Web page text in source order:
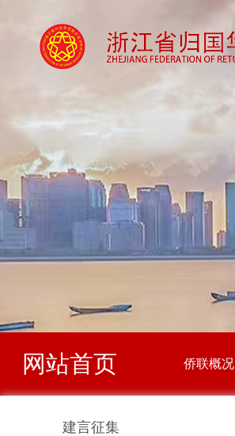
网站首页 侨联概况
建言征集